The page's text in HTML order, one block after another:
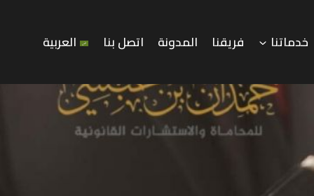
خدماتنا فريقنا المدونة اتصل بنا العربية